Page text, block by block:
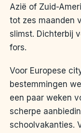
Azië of Zuid-
tot zes maanden
slimst. Dichterbij
fors.
Voor Europese
bestemmingen
een paar weken
scherpe
schoolvakanties.